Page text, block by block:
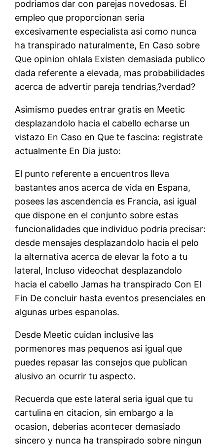
podriamos dar con parejas novedosas. El
empleo que proporcionan seri­a
excesivamente especialista asi­ como nunca
ha transpirado naturalmente, En Caso sobre
Que opinion ohlala Existen demasiada publico
dada referente a elevada, mas probabilidades
acerca de advertir pareja tendrias,?verdad?
Asimismo puedes entrar gratis en Meetic
desplazandolo hacia el cabello echarse un
vistazo En Caso en Que te fascina: registrate
actualmente En Dia justo:
El punto referente a encuentros lleva
bastantes anos acerca de vida en Espana,
posees las ascendencia es Francia, asi igual
que dispone en el conjunto sobre estas
funcionalidades que individuo podria precisar:
desde mensajes desplazandolo hacia el pelo
la alternativa acerca de elevar la foto a tu
lateral, Incluso videochat desplazandolo
hacia el cabello Jamas ha transpirado Con El
Fin De concluir hasta eventos presenciales en
algunas urbes espanolas.
Desde Meetic cuidan inclusive las
pormenores mas pequenos asi igual que
puedes repasar las consejos que publican
alusivo an ocurrir tu aspecto.
Recuerda que este lateral seria igual que tu
cartulina en citacion, sin embargo a la
ocasion, deberias acontecer demasiado
sincero y nunca ha transpirado sobre ningun